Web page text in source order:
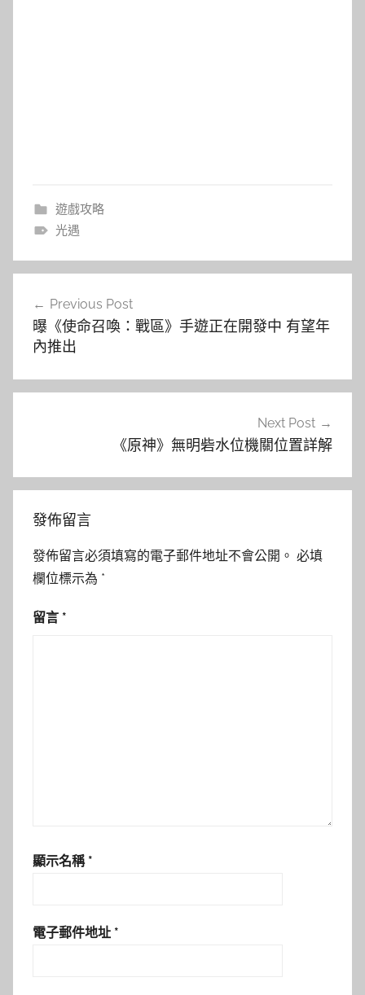
遊戲攻略
光遇
覽
Previous Post
曝《使命召喚：戰區》手遊正在開發中 有望年
內推出
Next Post
《原神》無明砦水位機關位置詳解
發佈留言
發佈留言必須填寫的電子郵件地址不會公開。 必填
欄位標示為 *
留言 *
顯示名稱 *
電子郵件地址 *